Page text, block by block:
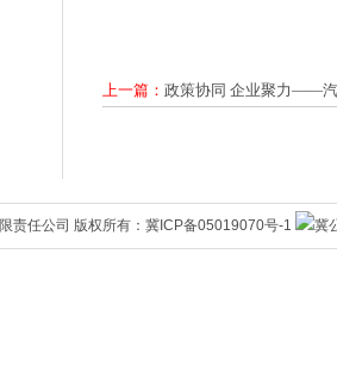
上一篇： 政策协同 企业聚力——
责任公司 版权所有： 冀ICP备05019070号-1 冀